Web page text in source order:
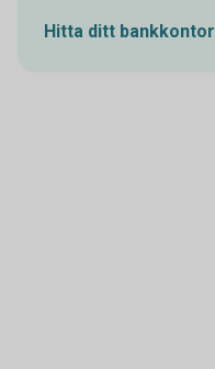
Hitta ditt bankkontor